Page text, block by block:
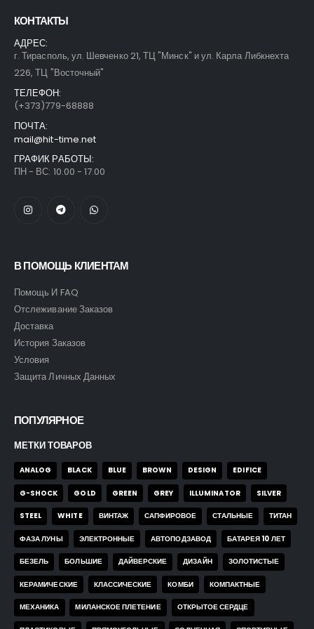
КОНТАКТЫ
АДРЕС:
г. Тирасполь, ул. Шевченко 21, ТЦ "Минск" и ул. Карла Либкнехта
226, ТЦ "Восточный"
ТЕЛЕФОН:
(+373)779-68888
ПОЧТА:
mail@hit-time.net
ГРАФИК РАБОТЫ:
ПН - ВС: 10.00 - 17.00
В ПОМОЩЬ КЛИЕНТАМ
Помощь И FAQ
Отслеживание Заказов
Доставка
История Заказов
Условия
Защита Личных Данных
ПОПУЛЯРНОЕ
МЕТКИ ТОВАРОВ
ANALOG BLACK BLUE BROWN DESIGN EDIFICE
G-SHOCK GOLD GREEN GREY ILLUMINATOR SILVER
STEEL WHITE ВИНТАЖ САПФИРОВОЕ СТАЛЬНЫЕ ТИТАН
ФАЗА ЛУНЫ ЭЛЕКТРОННЫЕ АВТОПОДЗАВОД БАТАРЕЯ 10 ЛЕТ
БЕЗЕЛЬ БОЛЬШИЕ ДАЙВЕРСКИЕ ДИЗАЙН ЗОЛОТИСТЫЕ
КЕРАМИЧЕСКИЕ КЛАССИЧЕСКИЕ КОМБИ КОМПАКТНЫЕ
МЕХАНИКА МИЛАНСКОЕ ПЛЕТЕНИЕ ОТКРЫТОЕ СЕРДЦЕ